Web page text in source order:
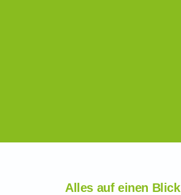
Alles auf einen Blick